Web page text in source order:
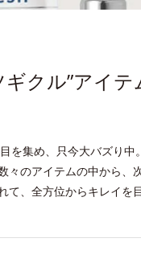
クル”アイテ
を集め、只今大バズり中
々のアイテムの中から、
て、全方位からキレイを